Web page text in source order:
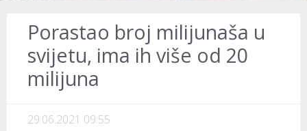
Porastao broj milijunaša u
svijetu, ima ih više od 20
milijuna
29.06.2021 09:55